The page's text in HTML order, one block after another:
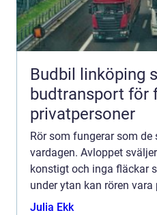
Budbil linköping smidig
budtransport för
privatpersoner
Rör som fungerar som
vardagen. Avloppet
konstigt och inga fläckar
under ytan kan rören
Rörinspektion stockholm
Julia Ekk